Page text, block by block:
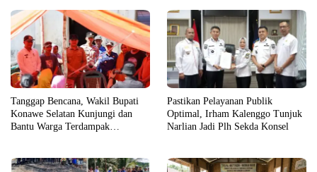
Tanggap Bencana, Wakil Bupati
Konawe Selatan Kunjungi dan
Bantu Warga Terdampak
Pastikan Pelayanan Publik
Optimal, Irham Kalenggo Tunjuk
Narlian Jadi Plh Sekda Konsel